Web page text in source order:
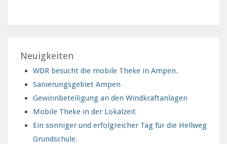
Neuigkeiten
WDR besucht die mobile Theke in Ampen.
Sanierungsgebiet Ampen
Gewinnbeteiligung an den Windkraftanlagen
Mobile Theke in der Lokalzeit
Ein sonniger und erfolgreicher Tag für die Hellweg
Grundschule.